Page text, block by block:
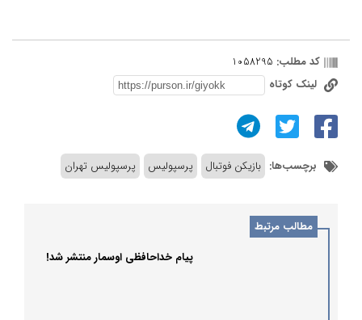
کد مطلب: 1058295
لینک کوتاه
برچسب‌ها: بازیکن فوتبال پرسپولیس پرسپولیس تهران
مطالب مرتبط
پیام خداحافظی اوسمار منتشر شد!